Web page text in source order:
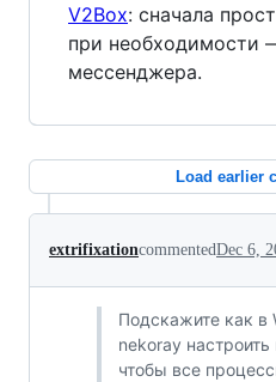
V2Box: сначала
при необходимости
мессенджера.
Load earlier
extrifixationcommentedDec 6,
Подскажите как в
nekoray
чтобы все